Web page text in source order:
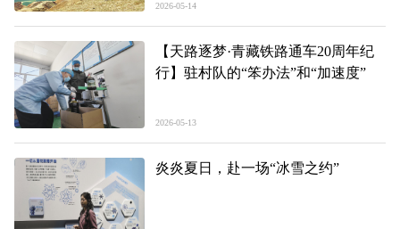
2026-05-14
【天路逐梦·青藏铁路通车20周年纪
行】驻村队的“笨办法”和“加速度”
2026-05-13
炎炎夏日，赴一场“冰雪之约”